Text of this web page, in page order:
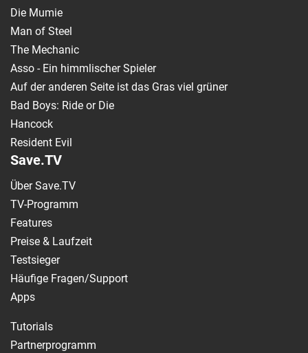
Die Mumie
Man of Steel
The Mechanic
Asso - Ein himmlischer Spieler
Auf der anderen Seite ist das Gras viel grüner
Bad Boys: Ride or Die
Hancock
Resident Evil
Save.TV
Über Save.TV
TV-Programm
Features
Preise & Laufzeit
Testsieger
Häufige Fragen/Support
Apps
Tutorials
Partnerprogramm